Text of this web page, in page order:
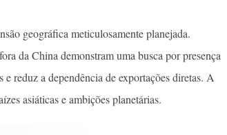
geográfica meticulosamente planejada.
da China demonstram uma busca por presença
reduz a dependência de exportações diretas. A
asiáticas e ambições planetárias.